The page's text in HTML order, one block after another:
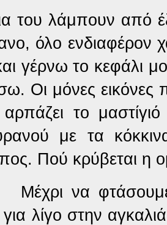
του λάμπουν από
όλο ενδιαφέρον
γέρνω το κεφάλι
Οι μόνες εικόνες
αρπάζει το
με τα
Πού κρύβεται η
Μέχρι να
λίγο στην